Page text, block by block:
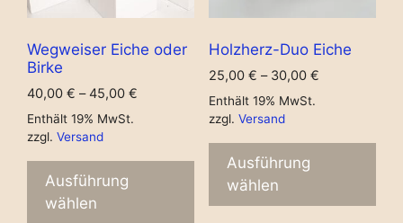
Wegweiser Eiche oder
Birke
40,00 € –45,00 €
Enthält 19% MwSt.
zzgl. Versand
Ausführung
wählen
Holzherz-Duo Eiche
25,00 € – 30,00 €
Enthält 19% MwSt.
zzgl. Versand
Ausführung
wählen